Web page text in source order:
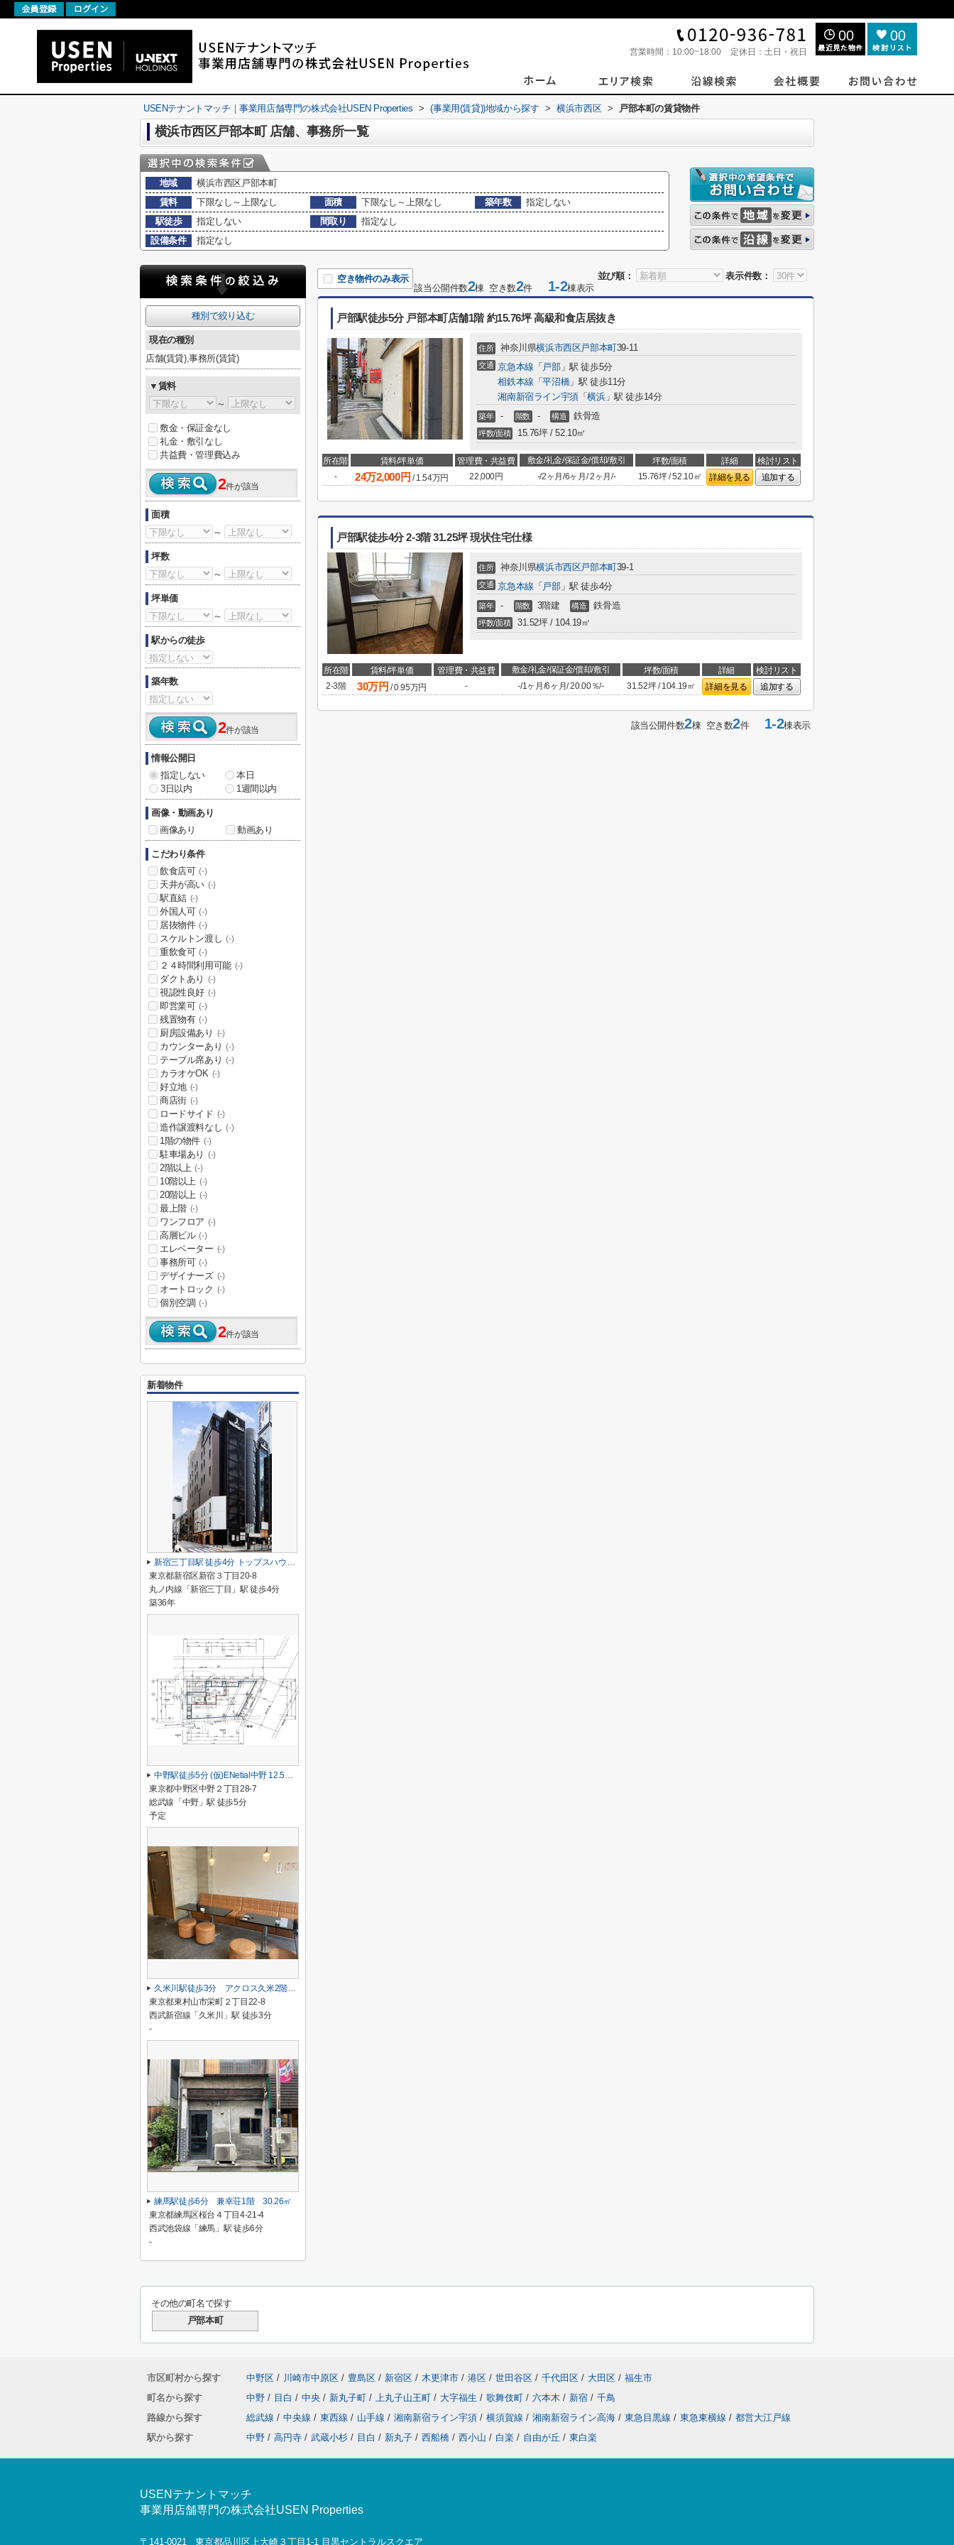
営業時間： 10:00~18:00 定休日： 土日・祝日
00 00
USENテナントマッチ｜事業用店舗専門の株式会社USEN Properties > (事業用(賃貸))地域から探す > 横浜市西区 > 戸部本町の賃貸物件
横浜市西区戸部本町 店舗、事務所一覧
地域
横浜市西区戸部本町
賃料
下限なし～上限なし 面積 下限なし～上限なし 築年数
指定しない
駅徒歩
指定しない 間取り
指定なし
設備条件
指定なし
並び順： 表示件数：
空き物件のみ表示
該当公開件数2棟 空き数2件 1-2棟表示
戸部駅徒歩5分 戸部本町店舗1階 約15.76坪 高級和食店居抜き
住所 神奈川県横浜市西区戸部本町39-11
交通 京急本線 「 戸部」駅 徒歩5分
相鉄本線 「平沼橋」駅 徒歩11分
湘南新宿ライン宇須「横浜」駅 徒歩14分
築年 - 階数 - 構造 鉄骨造
坪数/面積 15.76坪 / 52.10㎡
所在階 賃料/坪単価 管理費・共益費 敷金/礼金/保証金/償却/敷引 坪数/面積 詳細
検討リスト
-
24万2,000円 /1.54万円 22,000円 -/2ヶ月/6ヶ月 /2ヶ月 /- 15.76坪 / 52.10㎡ 詳細を見る 追加する
戸部駅徒歩4分 2-3階 31.25坪 現状住宅仕様
住所 神奈川県横浜市西区戸部本町39-1
交通 京急本線 「 戸部」駅 徒歩4分
築年 - 階数 3階建 構造 鉄骨造
坪数/面積 31.52坪 / 104.19㎡
所在階 賃料/坪単価 管理費・共益費 敷金/礼金/保証金/償却/敷引 坪数/面積 詳細
検討リスト
2-3階
30万円 /0.95万円 - -/1ヶ月 /6ヶ月/20.00％/- 31.52坪 / 104.19㎡ 詳細を見る 追加する
該当公開件数2棟 空き数2件1-2棟表示
種別で絞り込む
現在の種別
店舗(賃貸),事務所(賃貸)
▼賃料
～
敷金・保証金なし
礼金・敷引なし
共益費・管理費込み
2件が該当
面積
～
坪数
～
坪単価
～
駅からの徒歩
築年数
2件が該当
情報公開日
指定しない
本日
3日以内
1週間以内
画像・動画あり
画像あり
動画あり
こだわり条件
飲食店可 (-)
天井が高い (-)
駅直結 (-)
外国人可 (-)
居抜物件 (-)
スケルトン渡し (-)
重飲食可 (-)
２４時間利用可能 (-)
ダクトあり (-)
視認性良好 (-)
即営業可 (-)
残置物有 (-)
厨房設備あり (-)
カウンターあり (-)
テーブル席あり (-)
カラオケOK (-)
好立地 (-)
商店街 (-)
ロードサイド (-)
造作譲渡料なし (-)
1階の物件 (-)
駐車場あり (-)
2階以上 (-)
10階以上 (-)
20階以上 (-)
最上階 (-)
ワンフロア (-)
高層ビル (-)
エレベーター (-)
事務所可 (-)
デザイナーズ (-)
オートロック (-)
個別空調 (-)
2件が該当
新着物件
新宿三丁目駅 徒歩4分 トップスハウスビル1階 37.22坪
東京都新宿区新宿３丁目20-8
丸ノ内線「新宿三丁目」駅 徒歩4分
築36年
中野駅徒歩5分 (仮)ENetial中野 12.55坪 1階
東京都中野区中野２丁目28-7
総武線「中野」駅 徒歩5分
予定
久米川駅徒歩3分 アクロス久米2階 37.96坪
東京都東村山市栄町２丁目22-8
西武新宿線「久米川」駅 徒歩3分
-
練馬駅徒歩6分 兼幸荘1階 30.26㎡
東京都練馬区桜台４丁目4-21-4
西武池袋線「練馬」駅 徒歩6分
-
その他の町名で探す
戸部本町
市区町村から探す 中野区 / 川崎市中原区 / 豊島区 / 新宿区 / 木更津市 / 港区 / 世田谷区 / 千代田区 / 大田区 / 福生市
町名から探す
中野 / 目白 / 中央 / 新丸子町 / 上丸子山王町 / 大字福生 / 歌舞伎町 / 六本木 / 新宿 / 千鳥
路線から探す
総武線 / 中央線 / 東西線 / 山手線 / 湘南新宿ライン宇須 / 横須賀線 / 湘南新宿ライン高海 / 東急目黒線 / 東急東横線 / 都営大江戸線
駅から探す
中野 / 高円寺 / 武蔵小杉 / 目白 / 新丸子 / 西船橋 / 西小山 / 白楽 / 自由が丘 / 東白楽
USENテナントマッチ
事業用店舗専門の株式会社USEN Properties
〒141-0021 東京都品川区上大崎３丁目1-1 目黒セントラルスクエア